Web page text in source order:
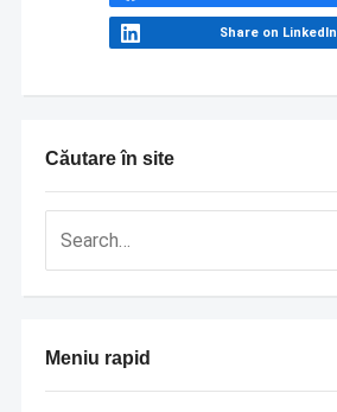
Căutare în site
Meniu rapid
Share on LinkedIn